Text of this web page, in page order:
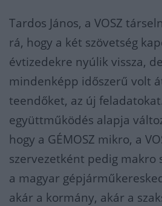
Tardos János, a VOSZ
rá, hogy a két szövetség
évtizedekre nyúlik vissza,
mindenképp időszerű volt
teendőket, az új
együttműködés alapja
hogy a GÉMOSZ mikro, a
szervezetként pedig makro
a magyar
akár a kormány, akár a